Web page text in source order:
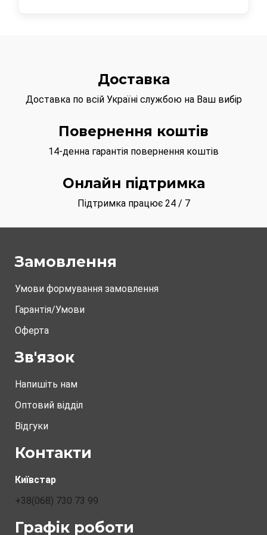
Сумки з ціною 129 грн
Сумки з ціною 129 грнДоставка
Доставка по всій Україні службою на Ваш вибір
Повернення коштів
14-денна гарантія повернення коштів
Онлайн підтримка
Підтримка працює 24 / 7
Замовлення
Умови формування замовлення
Гарантія/Умови
Оферта
Зв'язок
Напишіть нам
Оптовий відділ
Відгуки
Контакти
Київстар
+38(068) 730 73 99
Графік роботи